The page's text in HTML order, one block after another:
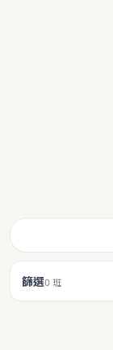
篩選0 班